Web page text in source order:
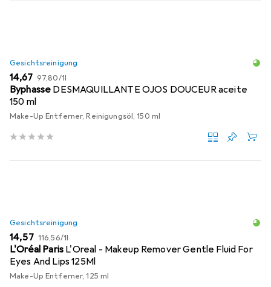
Gesichtsreinigung
EUR
14,67 EUR
97,80/1l
Byphasse DESMAQUILLANTE OJOS DOUCEUR aceite
150 ml
Make-Up Entferner, Reinigungsöl, 150 ml
Gesichtsreinigung
EUR
14,57 EUR
116,56/1l
L'Oréal Paris L'Oreal - Makeup Remover Gentle Fluid For
Eyes And Lips 125Ml
Make-Up Entferner, 125 ml